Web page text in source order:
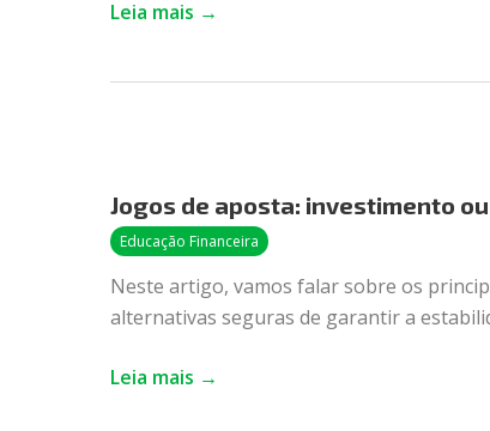
Leia mais →
Jogos de aposta: investimento
Educação Financeira
Neste artigo, vamos falar sobre os
alternativas seguras de garantir a
aposta:
investimento
ameaça?
Entenda
Leia mais →